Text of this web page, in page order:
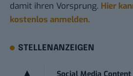
damit ihren Vorsprung. Hier
kostenlos anmelden.
STELLENANZEIGEN